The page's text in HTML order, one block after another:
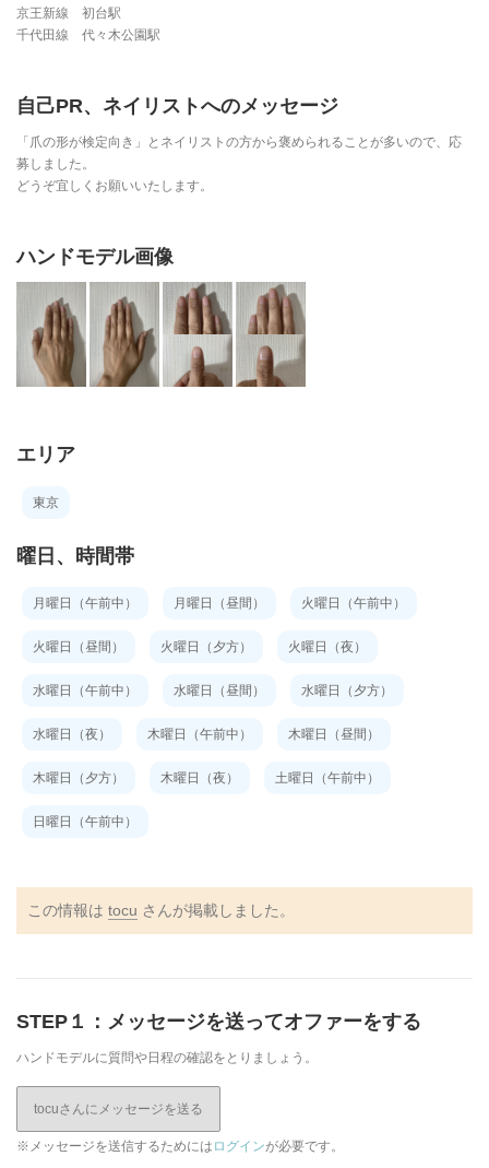
京王新線 初台駅
千代田線 代々木公園駅
自己PR、ネイリストへのメッセージ
「爪の形が検定向き」とネイリストの方から褒められることが多いので、応
募しました。
どうぞ宜しくお願いいたします。
ハンドモデル画像
エリア
東京
曜日、時間帯
月曜日（午前中） 月曜日（昼間） 火曜日（午前中）
火曜日（昼間） 火曜日（夕方） 火曜日（夜）
水曜日（午前中） 水曜日（昼間） 水曜日（夕方）
水曜日（夜） 木曜日（午前中） 木曜日（昼間）
木曜日（夕方） 木曜日（夜） 土曜日（午前中）
日曜日（午前中）
この情報は tocu さんが掲載しました。
STEP１：メッセージを送ってオファーをする
ハンドモデルに質問や日程の確認をとりましょう。
tocuさんにメッセージを送る
※メッセージを送信するためには ログインが必要です。